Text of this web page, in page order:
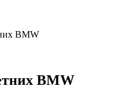
BMW
BMW